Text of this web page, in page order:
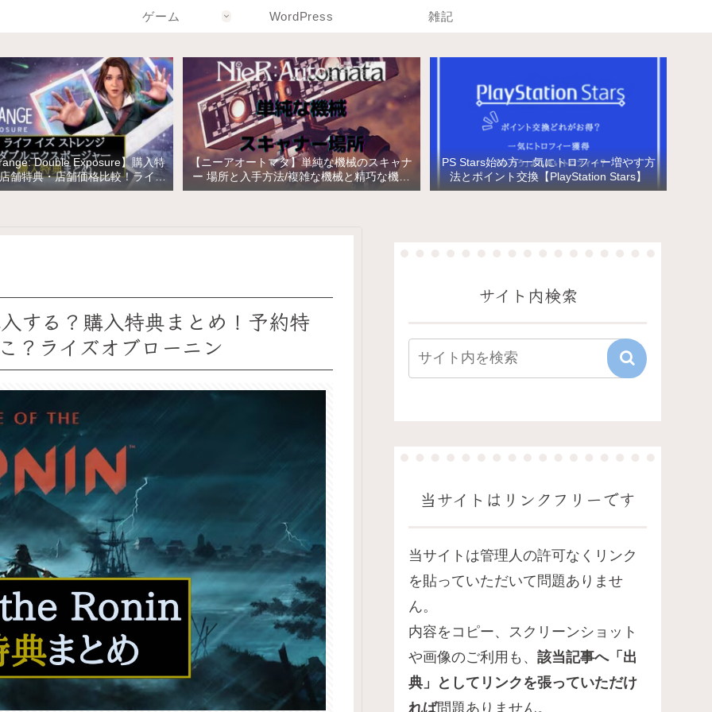
ゲーム WordPress 雑記
Double Exposure】購入特
舗特典・店舗価格比較！ライフ
ンジ ダブルエクスポージャー
【ニーアオートマタ】単純な機械のスキャナ
ー 場所と入手方法/複雑な機械と精巧な機械
の入手
PS Stars始め方 一気にトロフィー増やす方
法とポイント交換【PlayStation Stars】
する？購入特典まとめ！予約特
？ライズオブローニン
サイト内検索
当サイトはリンクフリーです
当サイトは管理人の許可なくリンク
を貼っていただいて問題ありませ
ん。
内容をコピー、スクリーンショット
や画像のご利用も、 該当記事へ「出
典」としてリンクを張っていただけ
れば問題ありません。